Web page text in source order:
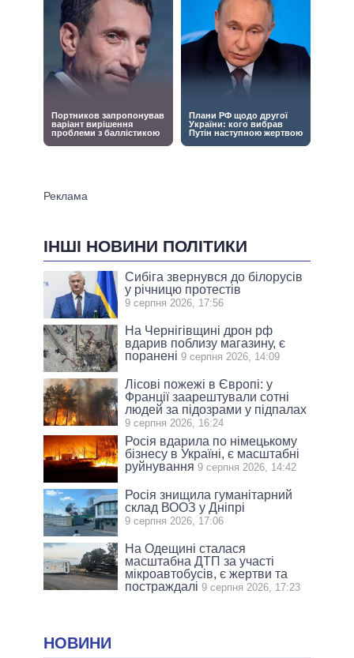
ІНШІ НОВИНИ ПОЛІТИКИ
Сибіга звернувся до білорусів
у річницю протестів
9 серпня 2026, 17:56
На Чернігівщині дрон рф
вдарив поблизу магазину, є
поранені 9 серпня 2026, 14:09
Лісові пожежі в Європі: у
Франції заарештували сотні
людей за підозрами у підпалах
9 серпня 2026, 16:24
Росія вдарила по німецькому
бізнесу в Україні, є масштабні
руйнування 9 серпня 2026, 14:42
Росія знищила гуманітарний
склад ВООЗ у Дніпрі
9 серпня 2026, 17:06
На Одещині сталася
масштабна ДТП за участі
мікроавтобусів, є жертви та
постраждалі 9 серпня 2026, 17:23
НОВИНИ